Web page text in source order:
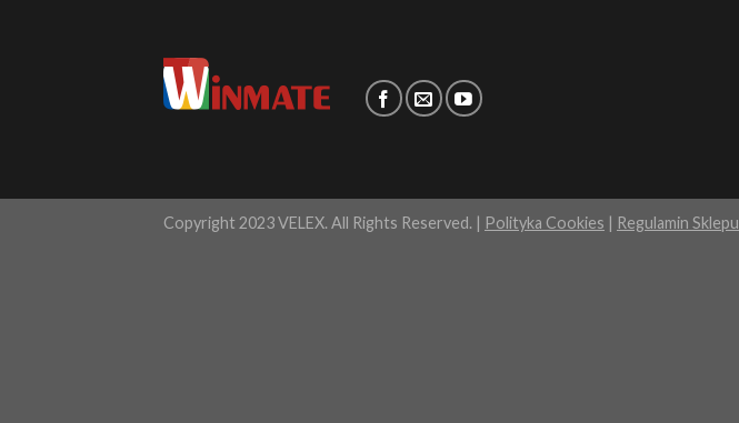
Copyright 2023 VELEX. All Rights Reserved. | Polityka Cookies | Regulamin Sklepu